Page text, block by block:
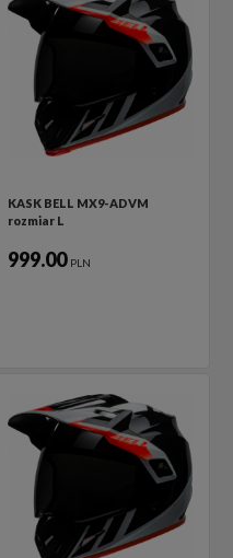
KASK BELL MX9-ADVM
rozmiar L
999.00 PLN